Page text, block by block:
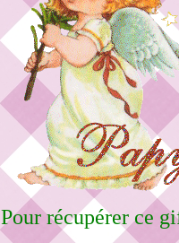
Pour récupérer ce